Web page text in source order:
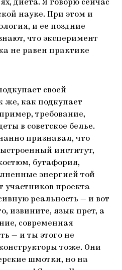
диета. Я говорю сейчас
науке. При этом и
и ее поздние
что эксперимент
не равен практике
своей
же, как подкупает
требование,
в советское белье.
признавал, что
институт,
бутафория,
энергией той
участников проекта
реальность — и вот
извините, язык прет, а
современная
— и ты этого не
тоже. Они
шмотки, но на